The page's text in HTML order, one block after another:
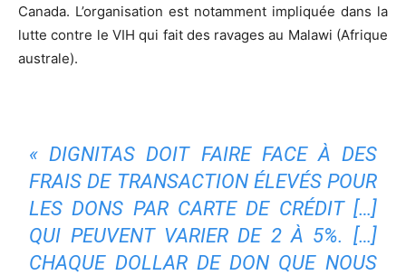
Canada. L’organisation est notamment impliquée dans la
lutte contre le VIH qui fait des ravages au Malawi (Afrique
australe).
« DIGNITAS DOIT FAIRE FACE À DES
FRAIS DE TRANSACTION ÉLEVÉS POUR
LES DONS PAR CARTE DE CRÉDIT […]
QUI PEUVENT VARIER DE 2 À 5%. […]
CHAQUE DOLLAR DE DON QUE NOUS